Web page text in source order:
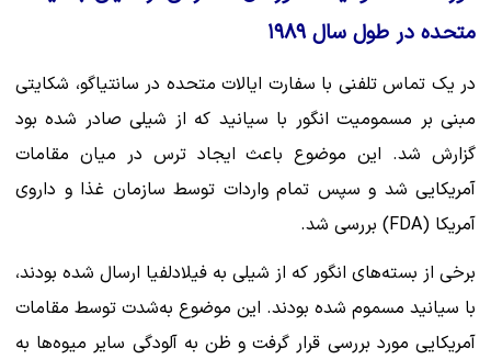
متحده در طول سال ۱۹۸۹
در یک تماس تلفنی با سفارت ایالات متحده در سانتیاگو، شکایتی
مبنی بر مسمومیت انگور با سیانید که از شیلی صادر شده بود
گزارش شد. این موضوع باعث ایجاد ترس در میان مقامات
آمریکایی شد و سپس تمام واردات توسط سازمان غذا و داروی
آمریکا (FDA) بررسی شد.
برخی از بسته‌های انگور که از شیلی به فیلادلفیا ارسال شده بودند،
با سیانید مسموم شده بودند. این موضوع به‌شدت توسط مقامات
آمریکایی مورد بررسی قرار گرفت و ظن به آلودگی سایر میوه‌ها به